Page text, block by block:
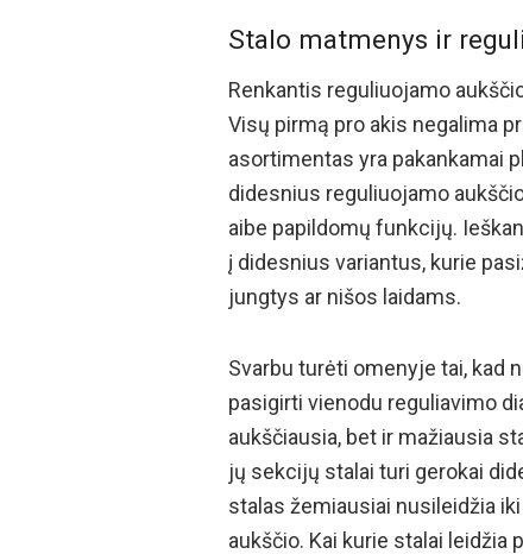
Stalo matmenys ir
Renkantis reguliuojamo
Visų pirmą pro akis negalima
asortimentas yra pakankamai
didesnius reguliuojamo
aibe papildomų funkcijų.
į didesnius variantus, kurie
jungtys ar nišos laidams.
Svarbu turėti omenyje tai, kad
pasigirti vienodu reguliavimo
aukščiausia, bet ir mažiausia
jų sekcijų stalai turi gerokai
stalas žemiausiai nusileidžia
aukščio. Kai kurie stalai